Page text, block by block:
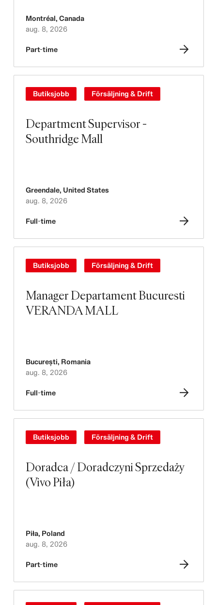
Montréal, Canada
aug. 8, 2026
Part-time
Department Supervisor -
Southridge Mall
Butiksjobb Försäljning & Drift
Greendale, United States
aug. 8, 2026
Full-time
Manager Departament Bucuresti
VERANDA MALL
Butiksjobb Försäljning & Drift
București, Romania
aug. 8, 2026
Full-time
Doradca / Doradczyni Sprzedaży
(Vivo Piła)
Butiksjobb Försäljning & Drift
Piła, Poland
aug. 8, 2026
Part-time